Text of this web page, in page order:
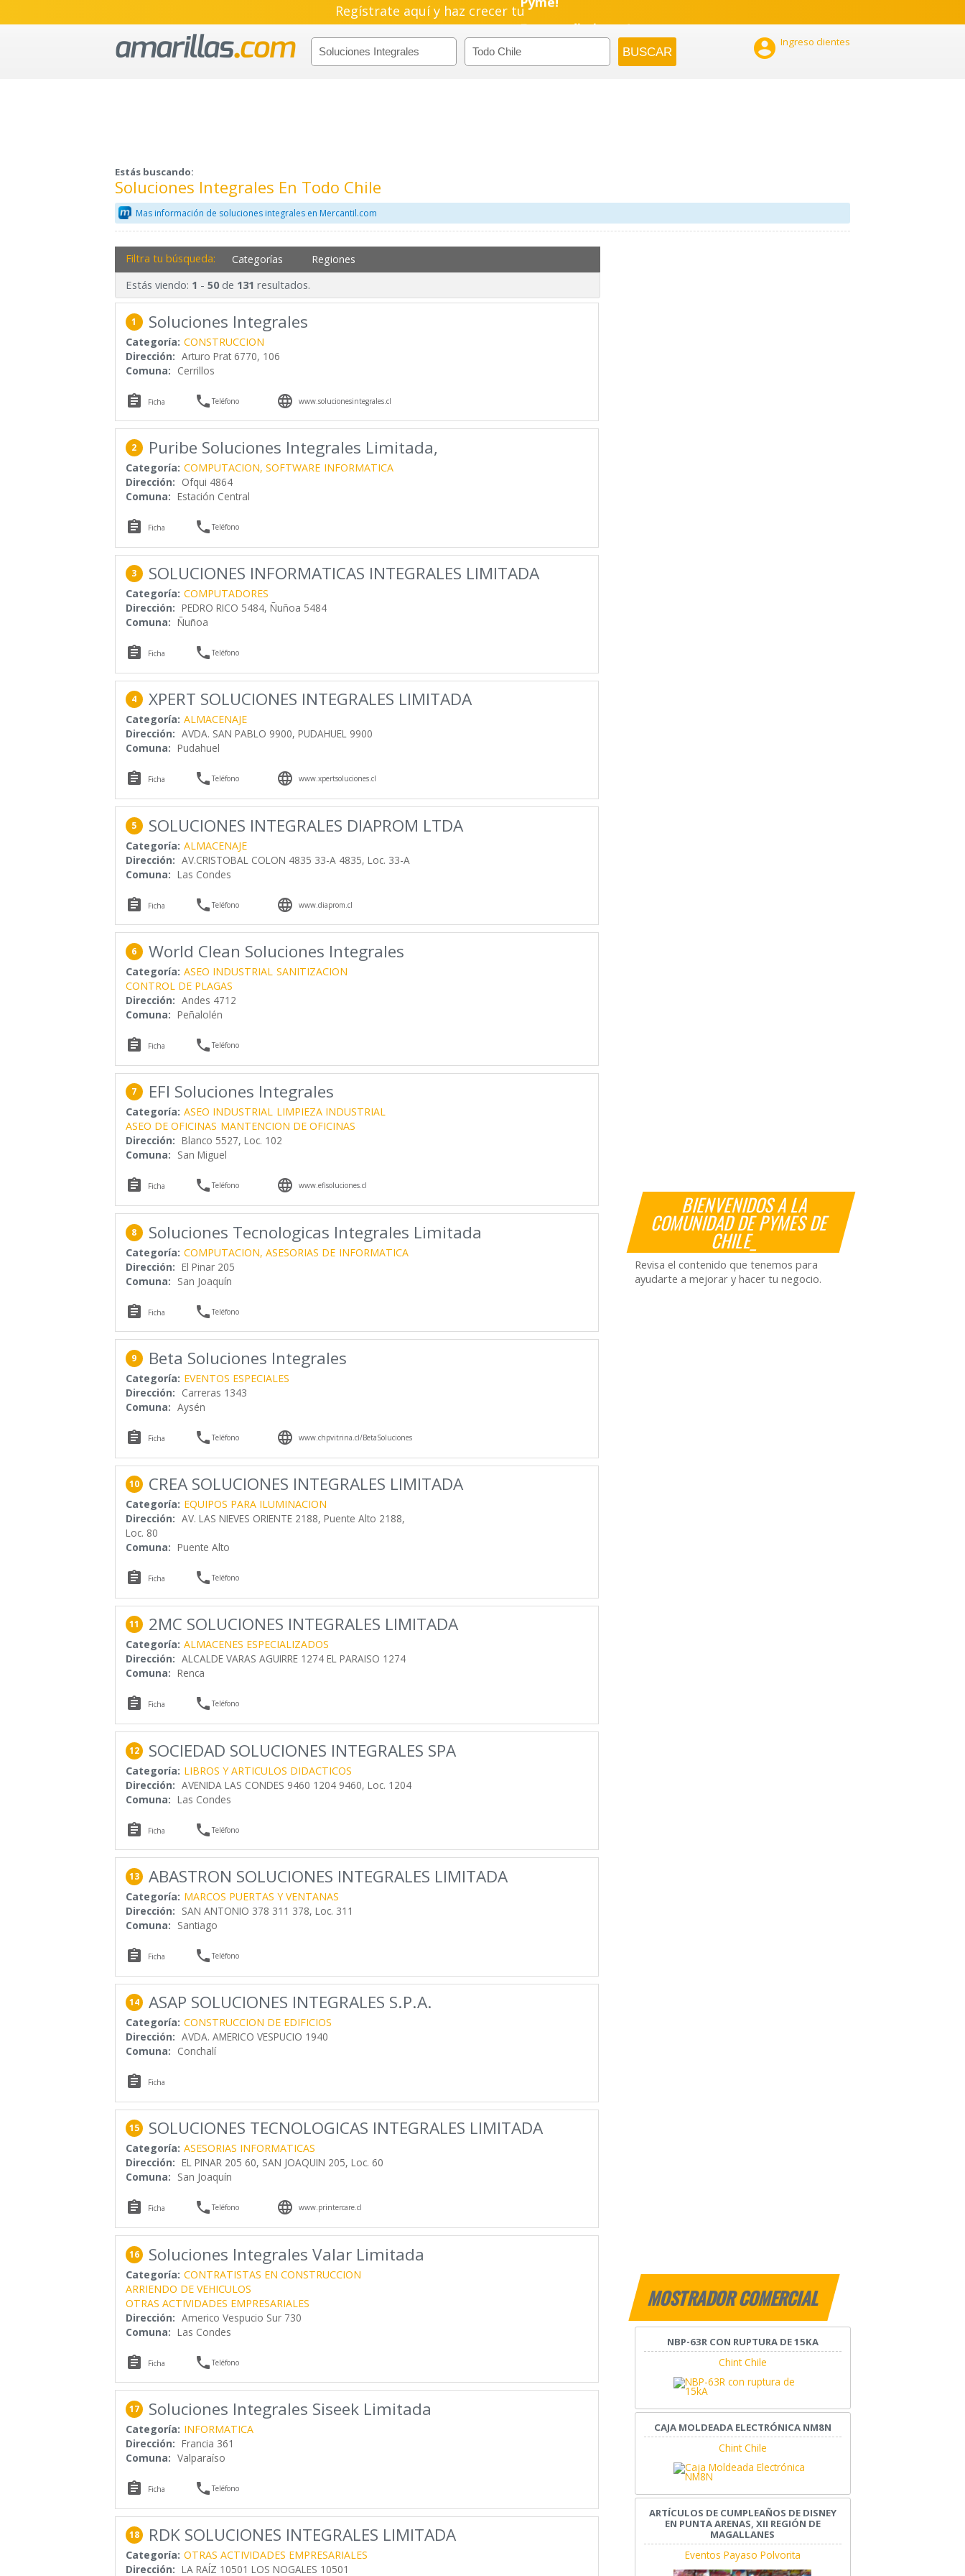
Regístrate aquí y haz crecer tuPyme!
Emprendimiento!
 Ingreso clientes
Estás buscando:
Soluciones Integrales En Todo Chile
Mas información de soluciones integrales en Mercantil.com
BIENVENIDOS A LA
COMUNIDAD DE PYMES DE
CHILE_
Revisa el contenido que tenemos para
ayudarte a mejorar y hacer tu negocio.
MOSTRADOR COMERCIAL
NBP-63R CON RUPTURA DE 15KA
Chint Chile
CAJA MOLDEADA ELECTRÓNICA NM8N
Chint Chile
ARTÍCULOS DE CUMPLEAÑOS DE DISNEY
EN PUNTA ARENAS, XII REGIÓN DE
MAGALLANES
Eventos Payaso Polvorita
Filtra tu búsqueda: Categorías Regiones
Estás viendo: 1 - 50de 131 resultados.
1 Soluciones Integrales
Categoría: CONSTRUCCION
Dirección: Arturo Prat 6770, 106
Comuna: Cerrillos
 Ficha Teléfono  www.solucionesintegrales.cl
2 Puribe Soluciones Integrales Limitada,
Categoría: COMPUTACION, SOFTWARE INFORMATICA
Dirección: Ofqui 4864
Comuna: Estación Central
 Ficha Teléfono
3 SOLUCIONES INFORMATICAS INTEGRALES LIMITADA
Categoría: COMPUTADORES
Dirección: PEDRO RICO 5484, Ñuñoa 5484
Comuna: Ñuñoa
 Ficha Teléfono
4 XPERT SOLUCIONES INTEGRALES LIMITADA
Categoría: ALMACENAJE
Dirección: AVDA. SAN PABLO 9900, PUDAHUEL 9900
Comuna: Pudahuel
 Ficha Teléfono  www.xpertsoluciones.cl
5 SOLUCIONES INTEGRALES DIAPROM LTDA
Categoría: ALMACENAJE
Dirección: AV.CRISTOBAL COLON 4835 33-A 4835, Loc. 33-A
Comuna: Las Condes
 Ficha Teléfono  www.diaprom.cl
6 World Clean Soluciones Integrales
Categoría: ASEO INDUSTRIAL SANITIZACION
CONTROL DE PLAGAS
Dirección: Andes 4712
Comuna: Peñalolén
 Ficha Teléfono
7 EFI Soluciones Integrales
Categoría: ASEO INDUSTRIAL LIMPIEZA INDUSTRIAL
ASEO DE OFICINAS MANTENCION DE OFICINAS
Dirección: Blanco 5527, Loc. 102
Comuna: San Miguel
 Ficha Teléfono  www.efisoluciones.cl
8 Soluciones Tecnologicas Integrales Limitada
Categoría: COMPUTACION, ASESORIAS DE INFORMATICA
Dirección: El Pinar 205
Comuna: San Joaquín
 Ficha Teléfono
9 Beta Soluciones Integrales
Categoría: EVENTOS ESPECIALES
Dirección: Carreras 1343
Comuna: Aysén
 Ficha Teléfono  www.chpvitrina.cl/BetaSoluciones
10 CREA SOLUCIONES INTEGRALES LIMITADA
Categoría: EQUIPOS PARA ILUMINACION
Dirección: AV. LAS NIEVES ORIENTE 2188, Puente Alto 2188,
Loc. 80
Comuna: Puente Alto
 Ficha Teléfono
11 2MC SOLUCIONES INTEGRALES LIMITADA
Categoría: ALMACENES ESPECIALIZADOS
Dirección: ALCALDE VARAS AGUIRRE 1274 EL PARAISO 1274
Comuna: Renca
 Ficha Teléfono
12 SOCIEDAD SOLUCIONES INTEGRALES SPA
Categoría: LIBROS Y ARTICULOS DIDACTICOS
Dirección: AVENIDA LAS CONDES 9460 1204 9460, Loc. 1204
Comuna: Las Condes
 Ficha Teléfono
13 ABASTRON SOLUCIONES INTEGRALES LIMITADA
Categoría: MARCOS PUERTAS Y VENTANAS
Dirección: SAN ANTONIO 378 311 378, Loc. 311
Comuna: Santiago
 Ficha Teléfono
14 ASAP SOLUCIONES INTEGRALES S.P.A.
Categoría: CONSTRUCCION DE EDIFICIOS
Dirección: AVDA. AMERICO VESPUCIO 1940
Comuna: Conchalí
 Ficha
15 SOLUCIONES TECNOLOGICAS INTEGRALES LIMITADA
Categoría: ASESORIAS INFORMATICAS
Dirección: EL PINAR 205 60, SAN JOAQUIN 205, Loc. 60
Comuna: San Joaquín
 Ficha Teléfono  www.printercare.cl
16 Soluciones Integrales Valar Limitada
Categoría: CONTRATISTAS EN CONSTRUCCION
ARRIENDO DE VEHICULOS
OTRAS ACTIVIDADES EMPRESARIALES
Dirección: Americo Vespucio Sur 730
Comuna: Las Condes
 Ficha Teléfono
17 Soluciones Integrales Siseek Limitada
Categoría: INFORMATICA
Dirección: Francia 361
Comuna: Valparaíso
 Ficha Teléfono
18 RDK SOLUCIONES INTEGRALES LIMITADA
Categoría: OTRAS ACTIVIDADES EMPRESARIALES
Dirección: LA RAÍZ 10501 LOS NOGALES 10501